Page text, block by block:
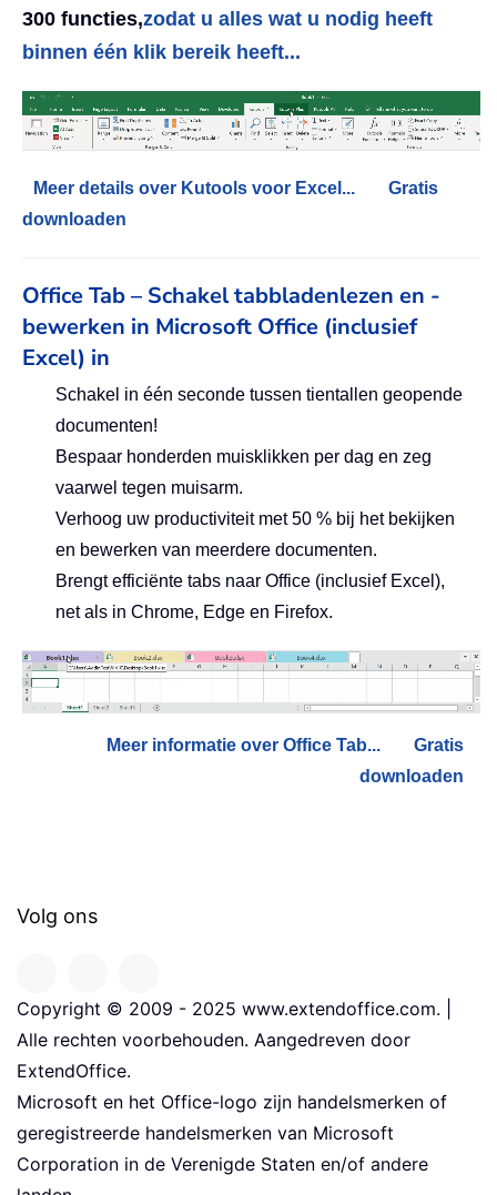
300 functies,zodat u alles wat u nodig heeft
binnen één klik bereik heeft...
Meer details over Kutools voor Excel...
Gratis
downloaden
Office Tab – Schakel tabbladenlezen en -
bewerken in Microsoft Office (inclusief
Excel) in
Schakel in één seconde tussen tientallen geopende
documenten!
Bespaar honderden muisklikken per dag en zeg
vaarwel tegen muisarm.
Verhoog uw productiviteit met 50 % bij het bekijken
en bewerken van meerdere documenten.
Brengt efficiënte tabs naar Office (inclusief Excel),
net als in Chrome, Edge en Firefox.
Meer informatie over Office Tab...
Gratis
downloaden
Volg ons
Copyright © 2009 - 2025 www.extendoffice.com. |
Alle rechten voorbehouden. Aangedreven door
ExtendOffice.
Microsoft en het Office-logo zijn handelsmerken of
geregistreerde handelsmerken van Microsoft
Corporation in de Verenigde Staten en/of andere